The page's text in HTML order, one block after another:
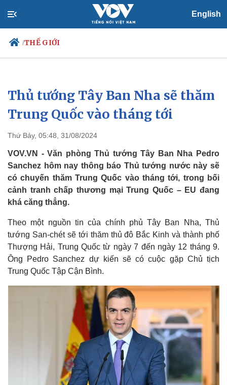
English
/THẾ GIỚI
Chính trị
Đảng
Tổ chức nhân sự
Nhận diện sự thật
Xã hội
Tin 24h
Dự báo thời tiết
Việc làm
Biển đảo
Thủ tướng Tây Ban Nha sẽ thăm
Trung Quốc vào tháng tới
Thứ Bảy, 05:48, 31/08/2024
VOV.VN - Văn phòng Thủ tướng Tây Ban Nha Pedro
Sanchez hôm nay thông báo Thủ tướng nước này sẽ
có chuyến thăm Trung Quốc vào tháng tới, trong bối
cảnh tranh chấp thương mại Trung Quốc – EU đang
khá căng thẳng.
Theo một nguồn tin của chính phủ Tây Ban Nha, Thủ
tướng San-chét sẽ tới thăm thủ đô Bắc Kinh và thành phố
Thượng Hải, Trung Quốc từ ngày 7 đến ngày 12 tháng 9.
Ông Pedro Sanchez dự kiến sẽ có cuộc gặp Chủ tịch
Trung Quốc Tập Cận Bình.